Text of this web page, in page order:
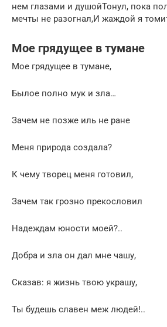
нем глазами и душойТонул, пока
мечты не разогнал,И жаждой я
Мое грядущее в тумане
Мое грядущее в тумане,
Былое полно мук и зла…
Зачем не позже иль не ране
Меня природа создала?
К чему творец меня готовил,
Зачем так грозно прекословил
Надеждам юности моей?..
Добра и зла он дал мне чашу,
Сказав: я жизнь твою украшу,
Ты будешь славен меж людей!..